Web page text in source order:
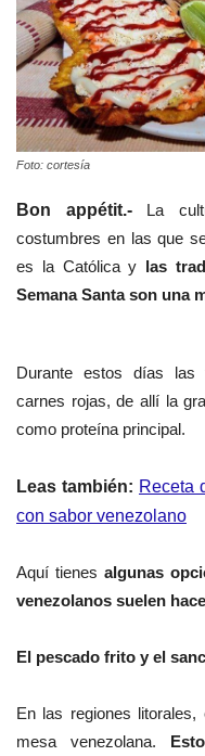
Foto: cortesía
Bon appétit.- La
costumbres en las que
es la Católica y las
Semana Santa son una
Durante estos días las
carnes rojas, de allí la
como proteína principal.
Leas también: Receta
con sabor venezolano
Aquí tienesalgunas
venezolanos suelen
El pescado frito y el
En las regiones
mesa venezolana.